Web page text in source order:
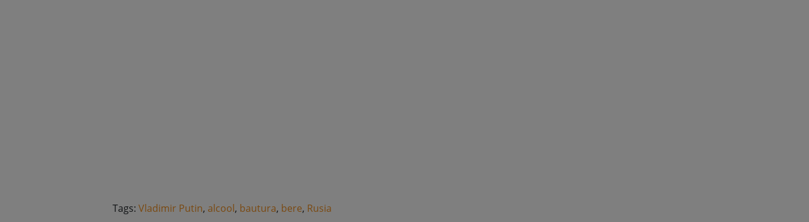
Tags: Vladimir Putin, alcool, bautura, bere, Rusia